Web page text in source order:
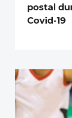
postal
Covid-19